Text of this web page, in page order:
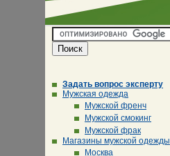
Задать вопрос эксперту
Мужская одежда
Мужской френч
Мужской смокинг
Мужской фрак
Магазины мужской одежды
Москва